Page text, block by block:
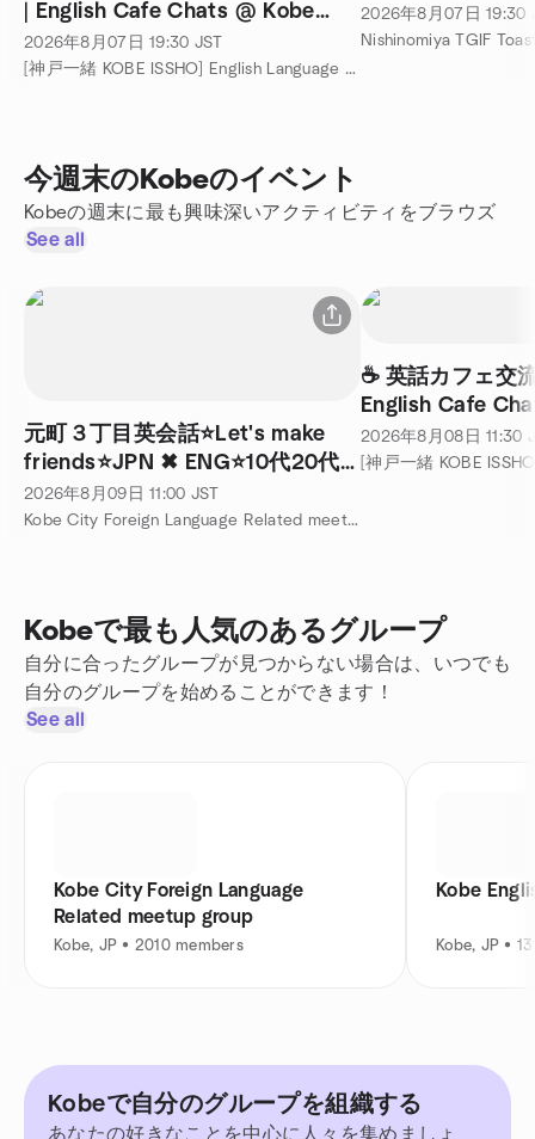
| English Cafe Chats @ Kobe
Sannomiya 💬
2026年8月07日 19:30 JST
[神戸一緒 KOBE ISSHO] English Language & Cultural Exchange 主催
2026年8月07日 19:30
今週末のKobeのイベント
Kobeの週末に最も興味深いアクティビティをブラウズ
See all
元町３丁目英会話⭐Let's make
friends⭐JPN ✖ ENG⭐10代20代
30代meetup⭐タイチ LANGUAGE
EXCHANGE
2026年8月09日 11:00 JST
Kobe City Foreign Language Related meetup group 主催
☕ 英話カフェ交
English Cafe
2026年8月08日 11:30
Kobeで最も人気のあるグループ
自分に合ったグループが見つからない場合は、いつでも
自分のグループを始めることができます！
See all
Kobe City Foreign Language
Related meetup group
Kobe, JP • 2010 members
Kobe
Kobe, JP •
Kobeで自分のグループを組織する
あなたの好きなことを中心に人々を集めましょ